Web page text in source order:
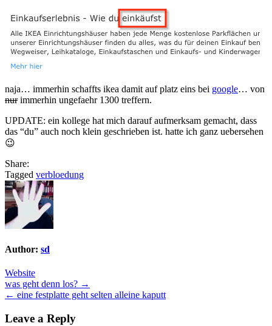
naja… immerhin schaffts ikea damit auf platz eins bei google… von
nurimmerhin ungefaehr 1300 treffern.
UPDATE: ein kollege hat mich darauf aufmerksam gemacht, dass
das “du” auch noch klein geschrieben ist. hatte ich ganz uebersehen
😉
Share:
Tagged verbloedung
Author: sd
Website
Post
navigation
was geht denn los? →
← eine festplatte geht selten alleine kaputt
Leave a Reply